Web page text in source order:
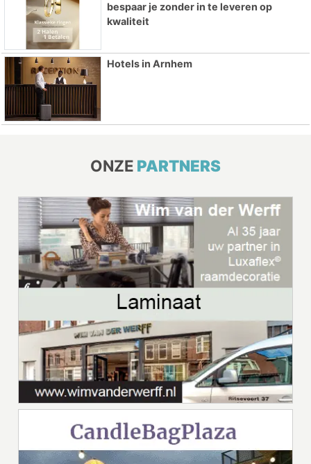
bespaar je zonder in te leveren op
kwaliteit
Hotels in Arnhem
ONZE PARTNERS